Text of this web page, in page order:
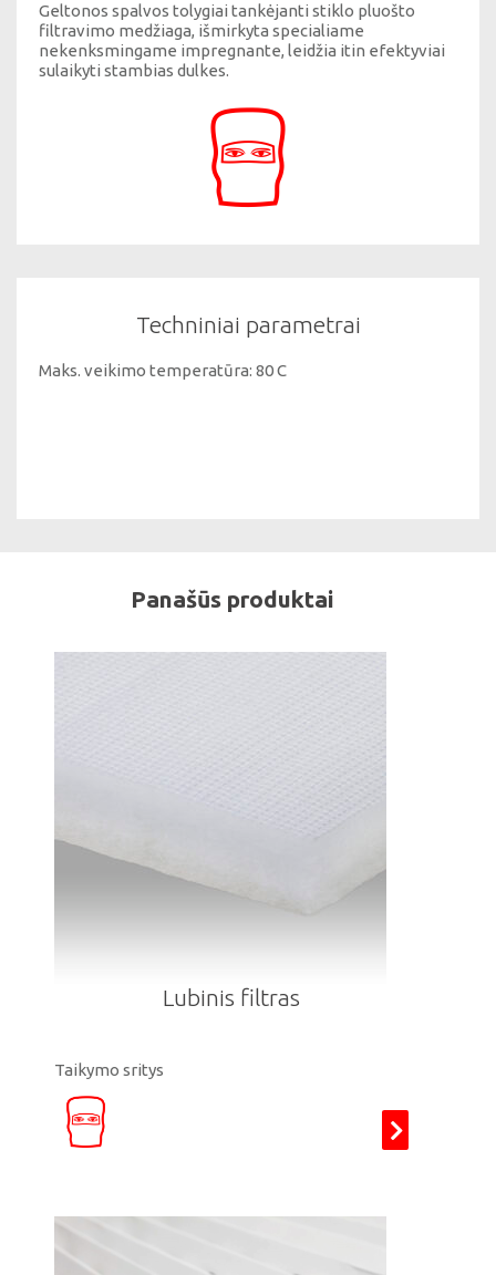
Geltonos spalvos tolygiai tankėjanti stiklo pluošto
filtravimo medžiaga, išmirkyta specialiame
nekenksmingame impregnante, leidžia itin efektyviai
sulaikyti stambias dulkes.
Techniniai parametrai
Maks. veikimo temperatūra: 80 C
Panašūs produktai
Lubinis filtras
Taikymo sritys